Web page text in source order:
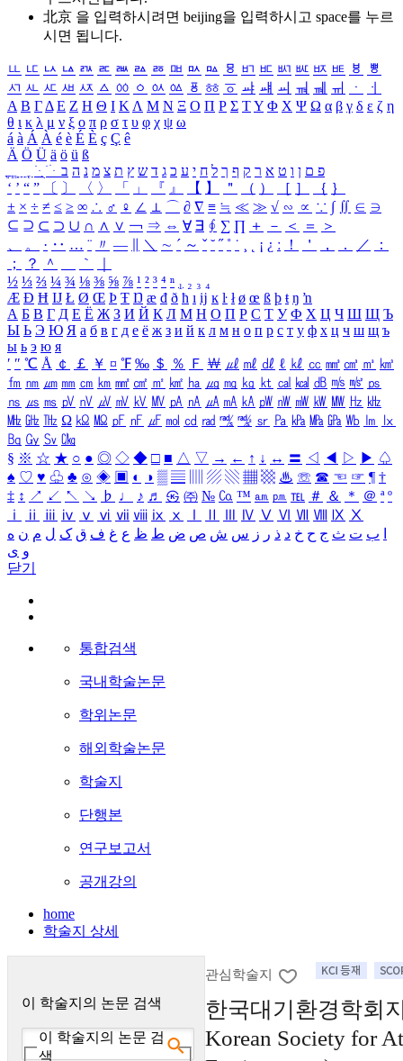
北京 을 입력하시려면 beijing을 입력하시고 space를 누르
시면 됩니다.
ㅥ ㅦ ㅧ ㅨ ㅩ ㅪ ㅫ ㅬ ㅭ ㅮ ㅯ ㅰ ㅱ ㅲ ㅳ ㅴ ㅵ ㅶ ㅷ ㅸ
ㅹ
ㅺ ㅻ ㅼ ㅽ ㅾ ㅿ ㆀ ㆁ ㆂ ㆃ ㆄ ㆅ ㆆ ㆇ ㆈ ㆉ ㆊ ㆋ ㆌ ㆍ
ㆎ
Α Β ΓΔ Ε Ζ Η Θ Ι ΚΛ Μ Ν Ξ Ο Π Ρ Σ ΤΥ Φ Χ Ψ Ω α β γ δ ε ζ η
θ ι κ λ μ ν ξ ο π ρ σ τ υ φ χ ψ ω
á à Á À é è É È ç Ç ê
Ä Ö Ü ä ö ü ß
ִֶֹ ֻּ ׁׂ פ ם ן ו ט א ר ק ף ך ל ח י ע כ ג ד ש ץ ת צ מ נ ה ב
‘ ’ “ ” 〔 〕 〈 〉 「 」 『 』 【 】 ＂ （ ） ［ ］ ｛ ｝
± × ÷ ≠ ≤ ≥ ∞ ∴ ♂ ♀ ∠ ⊥ ⌒ ∂ ∇ ≡ ≒ ≪ ≫ √ ∽ ∝ ∵ ∫ ∬ ∈ ∋
⊆ ⊇ ⊂ ⊃ ∪ ∩ ∧ ∨ ￢ ⇒ ⇔ ∀ ∃ ∮ ∑ ∏ ＋ － ＜ ＝
＞
、
。 · ‥ … ¨ 〃 ― ＼ ∼ ´ ～ ˇ ˘ ˝ ˚ ˙ ¸ ¡ ¿ ː ！ ＇ ， ． ／
：
；
？ ＾ ｀
½ ⅓ ⅔ ¼ ¾ ⅛ ⅜ ⅝ ⅞ ¹ ² ³ ⁴ ⁿ ₁ ₂ ₃ ₄
Æ Ð Ħ Ĳ Ł Ø Œ Þ Ŧ Ŋ æ đ ð ħ ı ĳ ĸ ŀ ł ø œ ß þ ŧ ŋ ŉ
А Б В Г Д Е Ё Ж З И Й К Л М Н О П Р С Т У Ф Х Ц Ч Ш Щ Ъ
Ы Ь Э Ю Я а б в г д е ё ж з и й к л м н о п р с т у ф х ц ч ш щ ъ
ы ь э ю я
′ ″ ℃ Å ￠ ￡ ￥ ¤ ℉ ‰ ＄ ％ Ｆ ￦ ㎕ ㎖ ㎗ ℓ ㎘ ㏄ ㎣ ㎤ ㎥ ㎦
㎙ ㎚ ㎛ ㎜ ㎝ ㎞ ㎟ ㎠ ㎡ ㎢ ㏊ ㎍ ㎎ ㎏ ㏏ ㎈ ㎉ ㏈ ㎧ ㎨ ㎰
㎱ ㎲ ㎳ ㎴ ㎵ ㎶ ㎷ ㎸ ㎹ ㎀ ㎁ ㎂ ㎃ ㎄ ㎺ ㎻ ㎽ ㎾ ㎿ ㎐ ㎑
㎒ ㎓ ㎔ Ω ㏀ ㏁ ㎊ ㎋ ㎌ ㏖ ㏅ ㎭ ㎮ ㎯ ㏛ ㎩ ㎪ ㎫ ㎬ ㏝ ㏐
㏓
㏃ ㏉ ㏜ ㏆
§ ※ ☆ ★ ○ ● ◎ ◇ ◆ □ ■ △ ▽ → ← ↑ ↓ ↔ 〓 ◁ ◀ ▷ ▶ ♤
♠ ♡ ♥ ♧ ♣ ⊙ ◈ ▣ ◐ ◑ ▒ ▤ ▨ ▧ ▦ ▩ ♨ ☏ ☎ ☜ ☞ ¶ †
‡ ↕ ↗ ↙ ↖ ↘ ♭ ♩ ♪ ♬ ㉿ ㈜ № ㏇ ™ ㏂ ㏘ ℡ ＃ ＆ ＊ ＠ ª º
ⅰ
ⅱ ⅲ ⅳ ⅴ ⅵ ⅶ ⅷ ⅸ ⅹ Ⅳ Ⅴ Ⅵ Ⅶ Ⅷ Ⅸ Ⅹ
ب ت ث ج ح خ د ذ ر ز س ش ص ض ط ظ ع غ ف ق ک ل م ن ه
و ی
닫기
통합검색
국내학술논문
학위논문
해외학술논문
학술지
단행본
연구보고서
공개강의
home
학술지 상세
이 학술지의 논문 검색
이 학술지의 논문 검
색
관심학술지
한국대기환경학회
Korean Society for